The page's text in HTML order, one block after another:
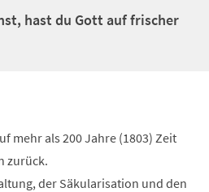
hast du Gott auf frischer
mehr als 200 Jahre (1803) Zeit
zurück.
der Säkularisation und den